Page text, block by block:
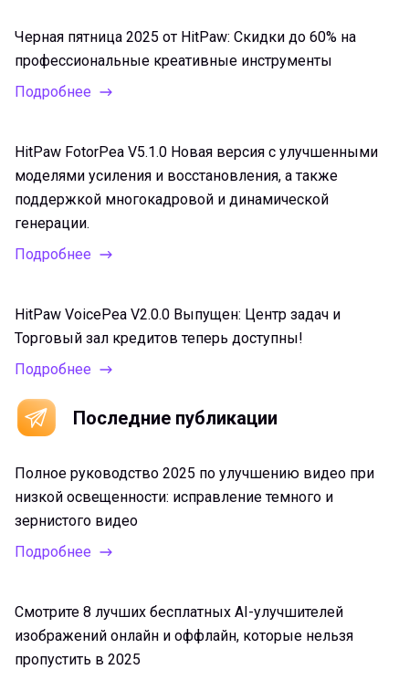
Черная пятница 2025 от HitPaw: Скидки до 60% на
профессиональные креативные инструменты
Подробнее
HitPaw FotorPea V5.1.0 Новая версия с улучшенными
моделями усиления и восстановления, а также
поддержкой многокадровой и динамической
генерации.
Подробнее
HitPaw VoicePea V2.0.0 Выпущен: Центр задач и
Торговый зал кредитов теперь доступны!
Подробнее
Последние публикации
Полное руководство 2025 по улучшению видео при
низкой освещенности: исправление темного и
зернистого видео
Подробнее
Смотрите 8 лучших бесплатных AI-улучшителей
изображений онлайн и оффлайн, которые нельзя
пропустить в 2025